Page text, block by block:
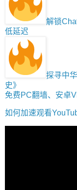
解锁
低延迟
探寻中
史》
免费PC翻墙、安卓
如何加速观看